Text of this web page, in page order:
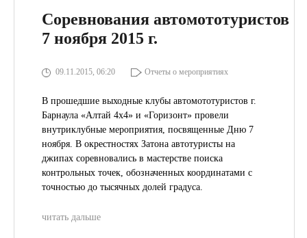
Соревнования автомототуристов
7 ноября 2015 г.
09.11.2015, 06:20 Отчеты о мероприятиях
В прошедшие выходные клубы автомототуристов г.
Барнаула «Алтай 4х4» и «Горизонт» провели
внутриклубные мероприятия, посвященные Дню 7
ноября. В окрестностях Затона автотуристы на
джипах соревновались в мастерстве поиска
контрольных точек, обозначенных координатами с
точностью до тысячных долей градуса.
читать дальше